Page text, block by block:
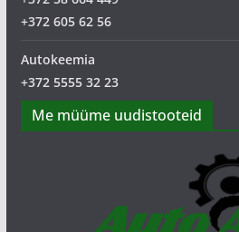
+372 605 62 56
Autokeemia
+372 5555 32 23
Me müüme uudistooteid